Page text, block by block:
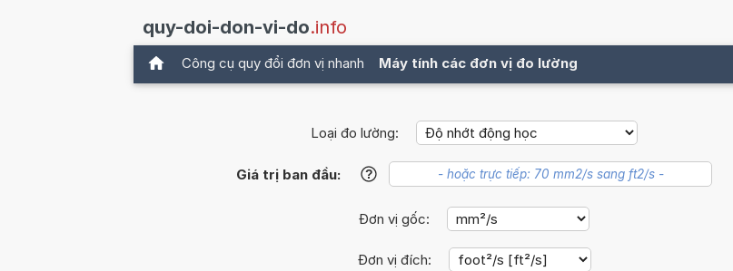
quy-doi-don-vi-do.info
Công cụ quy đổi đơn vị nhanh Máy tính các đơn vị đo lường
Loại đo lường:
Giá trị ban đầu: ?
Đơn vị gốc:
Đơn vị đích: